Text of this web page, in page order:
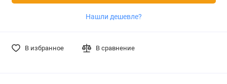
Нашли дешевле?
В избранное В сравнение